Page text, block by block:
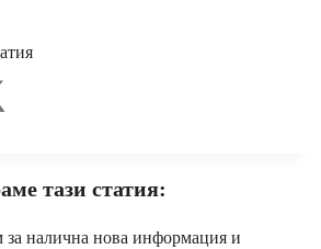
тази статия:
за налична нова информация и